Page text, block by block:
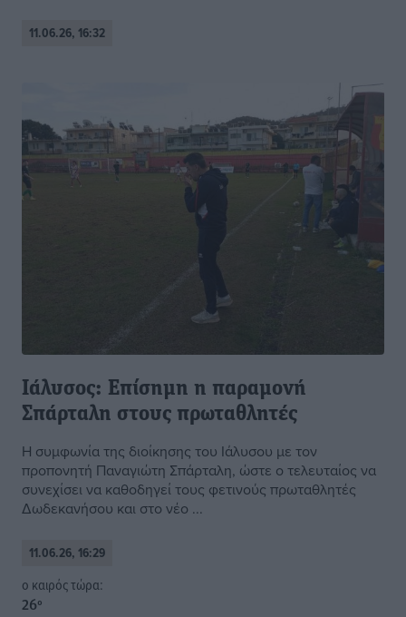
11.06.26, 16:32
Ιάλυσος: Επίσημη η παραμονή
Σπάρταλη στους πρωταθλητές
Η συμφωνία της διοίκησης του Ιάλυσου με τον
προπονητή Παναγιώτη Σπάρταλη, ώστε ο τελευταίος να
συνεχίσει να καθοδηγεί τους φετινούς πρωταθλητές
Δωδεκανήσου και στο νέο ...
11.06.26, 16:29
o καιρός τώρα:
26°